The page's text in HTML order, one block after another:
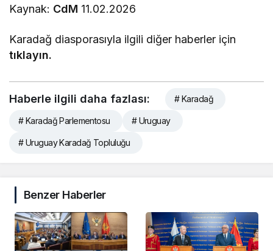
Kaynak: CdM 11.02.2026
Karadağ diasporasıyla ilgili diğer haberler için
tıklayın.
Haberle ilgili daha fazlası: # Karadağ
# Karadağ Parlementosu # Uruguay
# Uruguay Karadağ Topluluğu
Benzer Haberler